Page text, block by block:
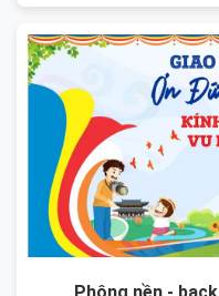
Phông nền -